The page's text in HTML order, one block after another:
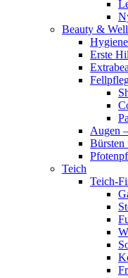
Beauty &
Hygiene
Erste
Augen
Bürsten
Teich
Teich-